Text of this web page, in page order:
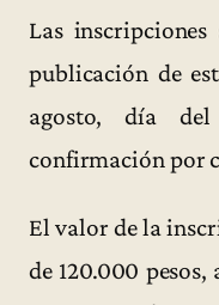
Las
publicación de
agosto, día
confirmación por
El valor de la
de 120.000